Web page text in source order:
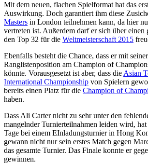
Mit dem neuen, flachen Spielformat hat das
Auswirkung. Doch garantiert ihm diese
Masters in London teilnehmen kann, da hier
vertreten ist. Außerdem darf er sich über einen
den Top 32 für die Weltmeisterschaft 2015
Ebenfalls besteht die Chance, dass er mit
Ranglistenposition am Champion of
könnte. Vorausgesetzt ist aber, dass die Asian
International Championship von Spielern
bereits einen Platz für die Champion of
haben.
Dass Ali Carter nicht zu sehr unter den
mangelnder Turnierteilnahmen leiden wird, hat
Tage bei einem EInladungsturnier in Hong
gewann nicht nur sein erstes Match gegen
das gesamte Turnier. Das Finale konnte er
gewinnen.